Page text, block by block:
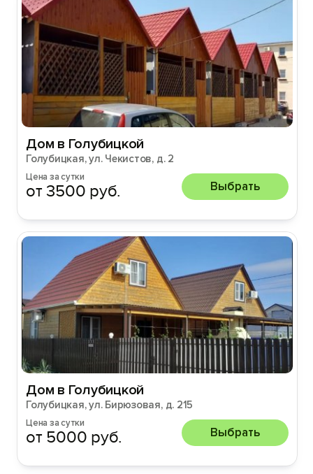
Дом в Голубицкой
Голубицкая, ул. Чекистов, д. 2
Цена за сутки
от 3500 руб. Выбрать
Дом в Голубицкой
Голубицкая, ул. Бирюзовая, д. 215
Цена за сутки
от 5000 руб. Выбрать